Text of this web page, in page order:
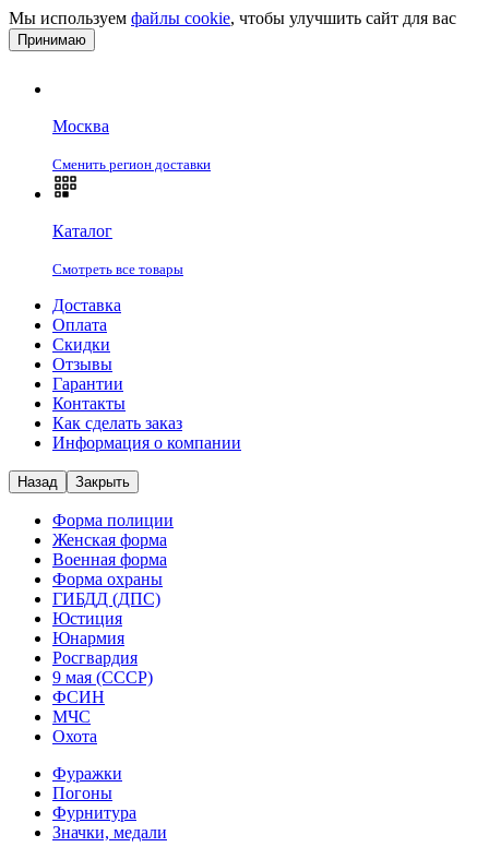
Мы используем файлы cookie, чтобы улучшить сайт для вас
Принимаю
Москва
Сменить регион доставки
Каталог
Смотреть все товары
Доставка
Оплата
Скидки
Отзывы
Гарантии
Контакты
Как сделать заказ
Информация о компании
Назад Закрыть
Форма полиции
Женская форма
Военная форма
Форма охраны
ГИБДД (ДПС)
Юстиция
Юнармия
Росгвардия
9 мая (СССР)
ФСИН
МЧС
Охота
Фуражки
Погоны
Фурнитура
Значки, медали